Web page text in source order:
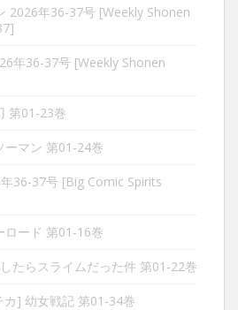
2026年36-37号 [Weekly Shonen
年36-37号 [Weekly Shonen
第01-23巻
ーマン 第01-24巻
36-37号 [Big Comic Spirits
ロード 第01-16巻
たらスライムだった件 第01-22巻
] 幼女戦記 第01-34巻